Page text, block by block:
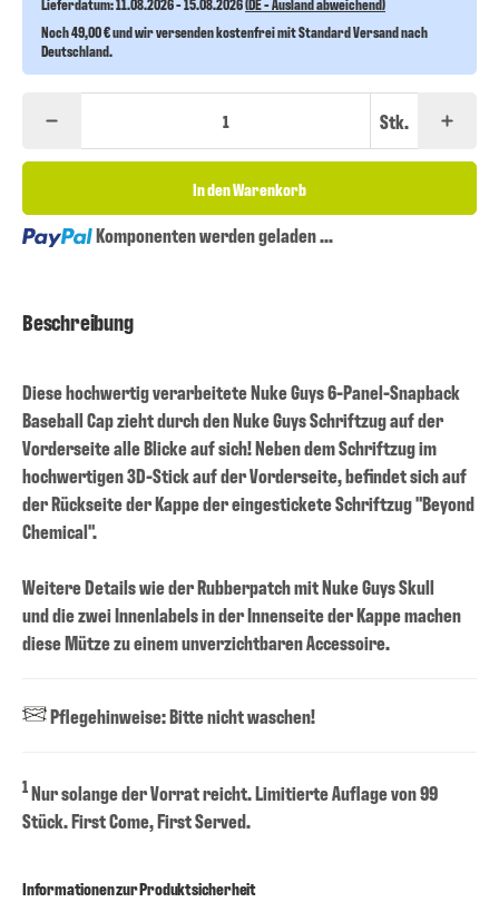
Lieferdatum:11.08.2026 - 15.08.2026(DE - Ausland abweichend)
Noch 49,00 € und wir versenden kostenfrei mit Standard Versand nach
Deutschland.
Stk.
In den Warenkorb
Loading...Komponenten werden geladen ...
Beschreibung
Diese hochwertig verarbeitete Nuke Guys 6-Panel-Snapback
Baseball Cap zieht durch den Nuke Guys Schriftzug auf der
Vorderseite alle Blicke auf sich! Neben dem Schriftzug im
hochwertigen 3D-Stick auf der Vorderseite, befindet sich auf
der Rückseite der Kappe der eingestickete Schriftzug "Beyond
Chemical".
Weitere Details wie der Rubberpatch mit Nuke Guys Skull
und die zwei Innenlabels in der Innenseite der Kappe machen
diese Mütze zu einem unverzichtbaren Accessoire.
Pflegehinweise: Bitte nicht waschen!
1Nur solange der Vorrat reicht. Limitierte Auflage von 99
Stück. First Come, First Served.
Informationen zur Produktsicherheit